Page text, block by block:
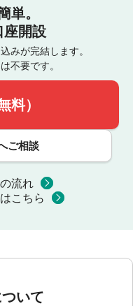
単。
座開設
みが完結します。
不要です。
料）
ご相談
流れ
こちら
いて